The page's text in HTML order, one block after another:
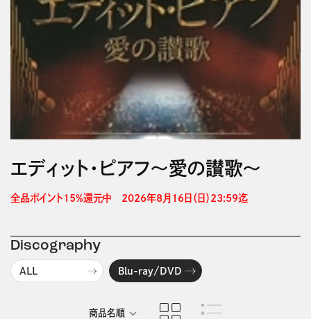
エディット・ピアフ～愛の讃歌～
全品ポイント15%還元中　2026年8月16日（日）23:59迄
Discography
ALL Blu-ray/DVD
商品名順